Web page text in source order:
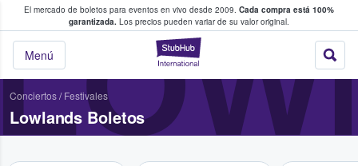
El mercado de boletos para eventos en vivo desde 2009. Cada compra está 100%
garantizada. Los precios pueden variar de su valor original.
StubHub: donde
Menú
fans compran y venden boletos
Conciertos/ Festivales
Lowlands Boletos